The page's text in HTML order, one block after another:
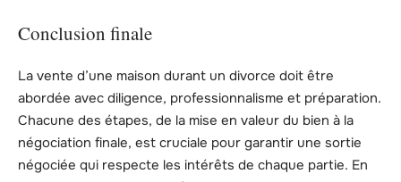
Conclusion finale
La vente d’une maison durant un divorce doit être
abordée avec diligence, professionnalisme et préparation.
Chacune des étapes, de la mise en valeur du bien à la
négociation finale, est cruciale pour garantir une sortie
négociée qui respecte les intérêts de chaque partie. En